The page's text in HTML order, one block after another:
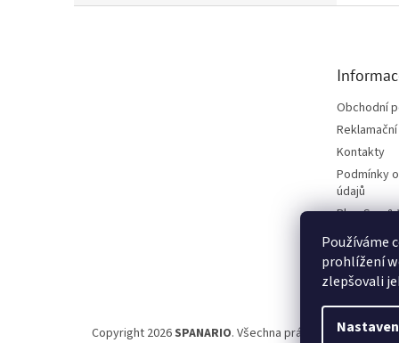
Používáme
prohlížení
zlepšovali
Obchodní
Kontakty
Podmínky
údajů
Blog Spa &
Projekt
Copyright 2026SPANARIO. Všechna práva vyhrazena.